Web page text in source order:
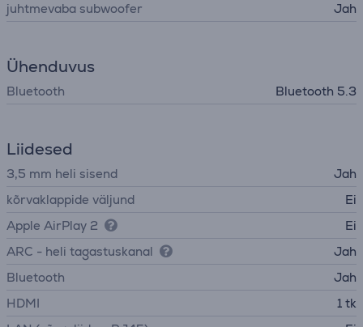
juhtmevaba subwoofer
Jah
Ühenduvus
Bluetooth Bluetooth 5.3
Liidesed
3,5 mm heli sisend
Jah
kõrvaklappide väljund
Ei
Apple AirPlay 2
Ei
ARC - heli tagastuskanal
Jah
Bluetooth
Jah
HDMI
1 tk